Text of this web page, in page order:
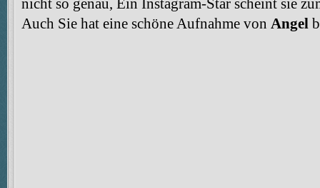
nicht so genau, Ein Instagram-Star scheint sie
Auch Sie hat eine schöne Aufnahme von Angel